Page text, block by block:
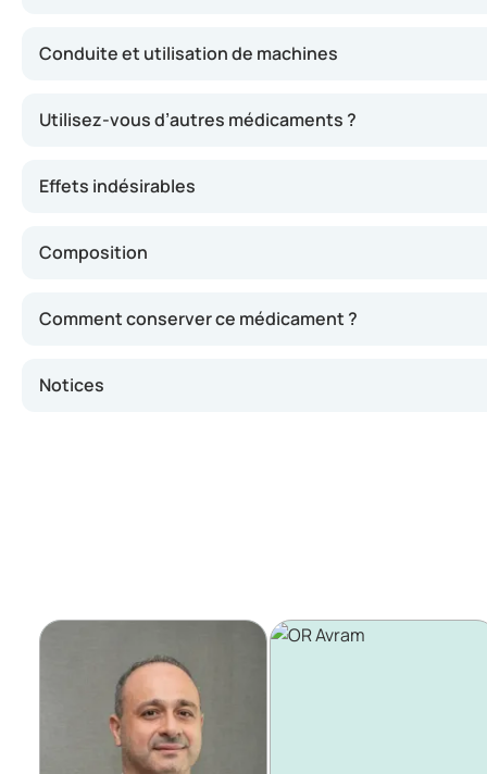
Conduite et utilisation de machines
Utilisez-vous d’autres médicaments ?
Effets indésirables
Composition
Comment conserver ce médicament ?
Notices